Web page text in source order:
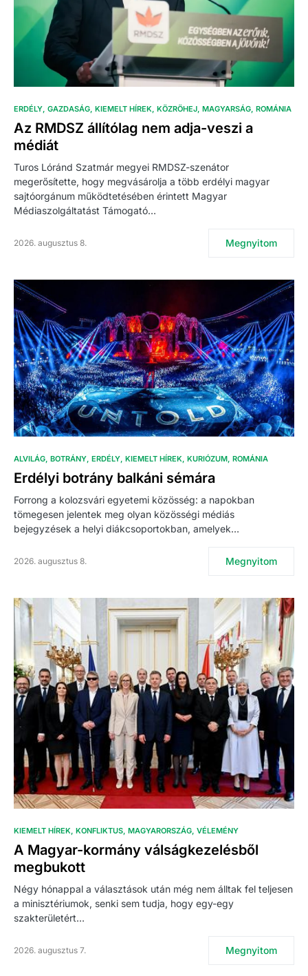
ERDÉLY GAZDASÁG KIEMELT HÍREK KÖZRÖHEJ MAGYARSÁG ROMÁNIA
Az RMDSZ állítólag nem adja-veszi a
médiát
Turos Lóránd Szatmár megyei RMDSZ-szenátor
megerősítette, hogy megvásárolja a több erdélyi magyar
sajtóorgánum működtetésében érintett Magyar
Médiaszolgáltatást Támogató…
2026. augusztus 8. Megnyitom
ALVILÁG BOTRÁNY ERDÉLY KIEMELT HÍREK KURIÓZUM ROMÁNIA
Erdélyi botrány balkáni sémára
Forrong a kolozsvári egyetemi közösség: a napokban
tömegesen jelentek meg olyan közösségi médiás
bejegyzések a helyi diákcsoportokban, amelyek…
2026. augusztus 8. Megnyitom
KIEMELT HÍREK KONFLIKTUS MAGYARORSZÁG VÉLEMÉNY
A Magyar-kormány válságkezelésből
megbukott
Négy hónappal a választások után még nem álltak fel teljesen
a minisztériumok, senki sem tudja, hogy egy-egy
szakterületért…
2026. augusztus 7. Megnyitom